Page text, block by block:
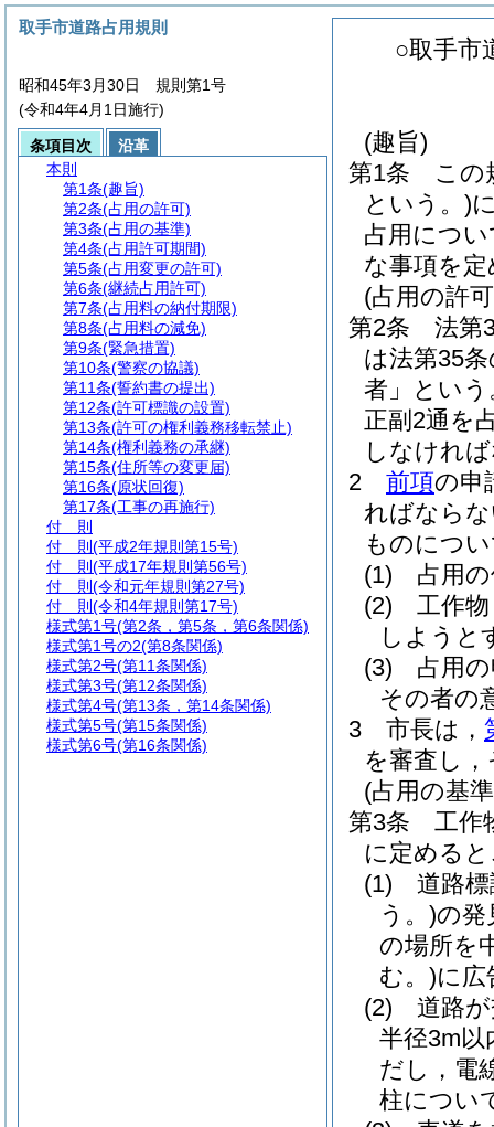
○取手市
(趣旨)
第1条
この
という。)
占用につ
な事項を
(占用の許
第2条
法第
は法第35
者」という
正副2通を
しなけれ
2
前項の申
ればなら
ものにつ
(1)
占用
(2)
工作
しようと
(3)
占用
その者の
3
市長は，
を審査し
(占用の基
第3条
工作
に定める
(1)
道路
う。)の発
の場所を
む。)に広
(2)
道路
半径3m
だし，電
柱につい
取手市道路占用規則
昭和45年3月30日 規則第1号
(令和4年4月1日施行)
条項目次
沿革
本則
第1条(趣旨)
第2条(占用の許可)
第3条(占用の基準)
第4条(占用許可期間)
第5条(占用変更の許可)
第6条(継続占用許可)
第7条(占用料の納付期限)
第8条(占用料の減免)
第9条(緊急措置)
第10条(警察の協議)
第11条(誓約書の提出)
第12条(許可標識の設置)
第13条(許可の権利義務移転禁止)
第14条(権利義務の承継)
第15条(住所等の変更届)
第16条(原状回復)
第17条(工事の再施行)
付 則
付 則 (平成2年規則第15号)
付 則 (平成17年規則第56号)
付 則 (令和元年規則第27号)
付 則 (令和4年規則第17号)
様式第1号(第2条，第5条，第6条関係)
様式第1号の2(第8条関係)
様式第2号(第11条関係)
様式第3号(第12条関係)
様式第4号(第13条，第14条関係)
様式第5号(第15条関係)
様式第6号(第16条関係)